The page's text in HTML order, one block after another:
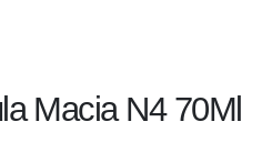
Macia N4 70Ml